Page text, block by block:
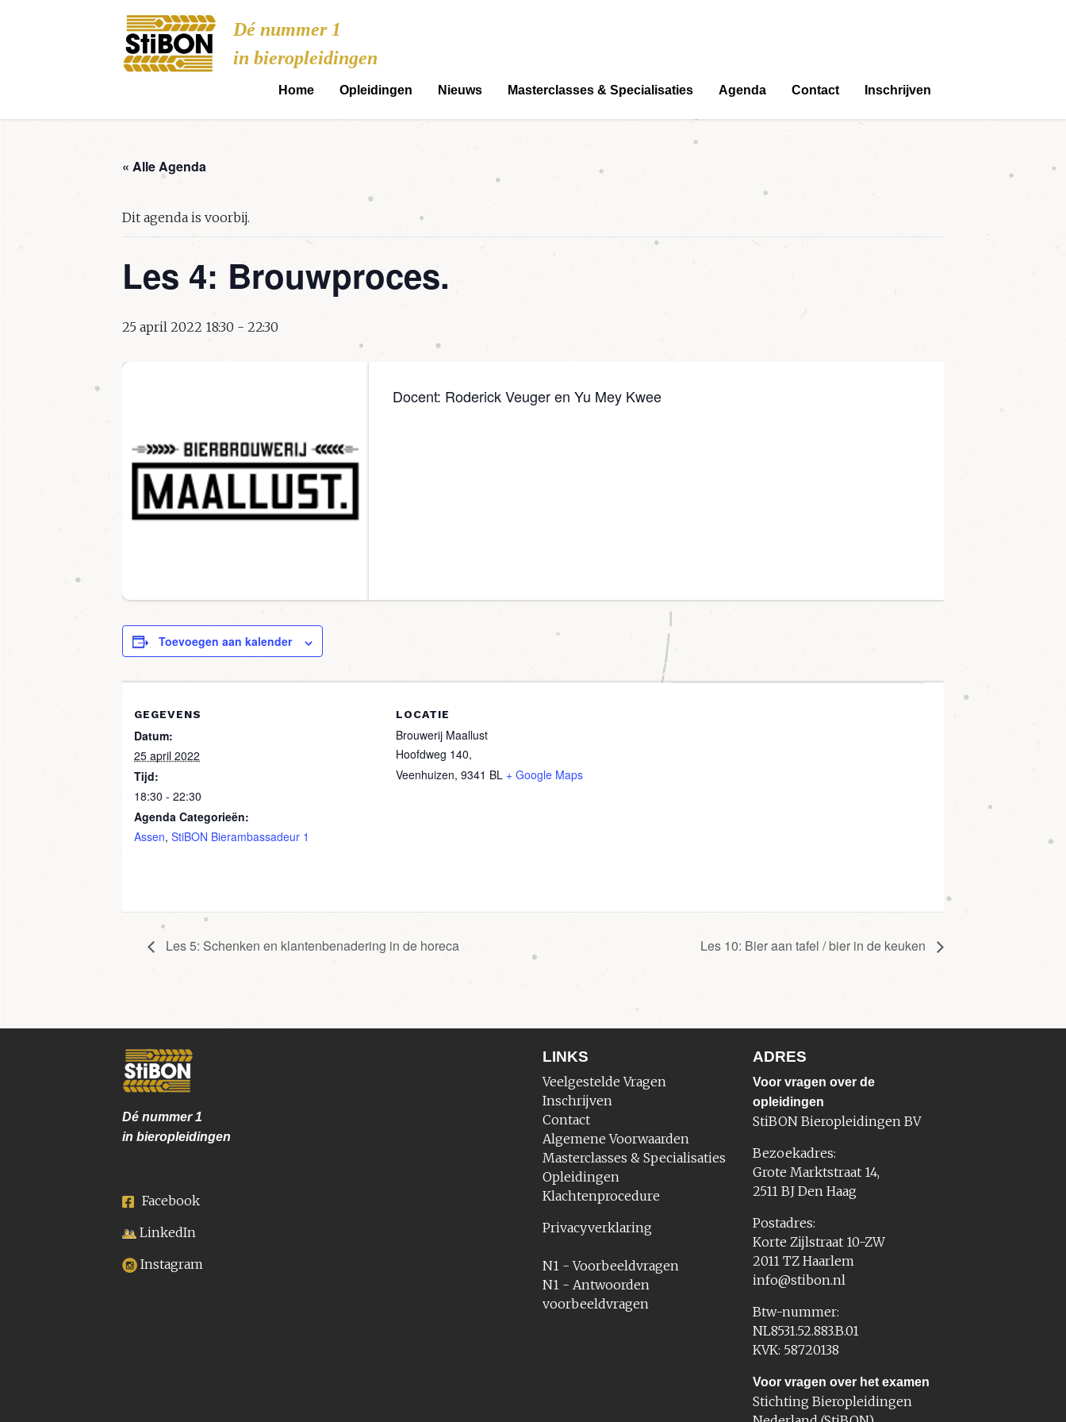
Stibon
Dé nummer 1
in bieropleidingen
Home Opleidingen Nieuws Masterclasses & Specialisaties Agenda Contact Inschrijven
« Alle Agenda
Dit agenda is voorbij.
Les 4: Brouwproces.
25 april 2022 18:30 - 22:30
Docent: Roderick Veuger en Yu Mey Kwee
Toevoegen aan kalender
GEGEVENS
Datum:
25 april 2022
Tijd:
18:30 - 22:30
Agenda Categorieën:
Assen, StiBON Bierambassadeur 1
LOCATIE
Brouwerij Maallust
Hoofdweg 140,
Veenhuizen, 9341 BL + Google Maps
Les 5: Schenken en klantenbenadering in de horeca Les 10: Bier aan tafel / bier in de keuken
Dé nummer1
in bieropleidingen
Facebook
LinkedIn
Instagram
LINKS
Veelgestelde Vragen
Inschrijven
Contact
Algemene Voorwaarden
Masterclasses & Specialisaties
Opleidingen
Klachtenprocedure
Privacyverklaring
N1 - Voorbeeldvragen
N1 - Antwoorden
voorbeeldvragen
ADRES
Voor vragen over de
opleidingen
StiBON Bieropleidingen BV
Bezoekadres:
Grote Marktstraat 14,
2511 BJ Den Haag
Postadres:
Korte Zijlstraat 10-ZW
2011 TZ Haarlem
info@stibon.nl
Btw-nummer:
NL8531.52.883.B.01
KVK: 58720138
Voor vragen over het examen
Stichting Bieropleidingen